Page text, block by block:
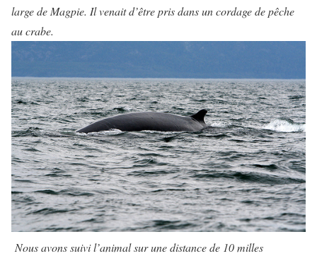
large de Magpie. Il venait d’être pris dans un cordage de pêche
au crabe.
Nous avons suivi l’animal sur une distance de 10 milles